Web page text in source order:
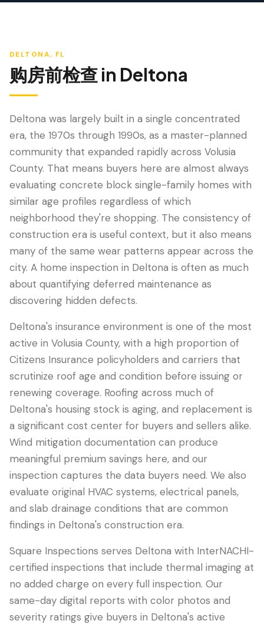
LANGUAGE
English Português Español 中文✓
407-205-7228
DELTONA, FL
购房前检查in Deltona
Deltona was largely built in a single concentrated
era, the 1970s through 1990s, as a master-planned
community that expanded rapidly across Volusia
County. That means buyers here are almost always
evaluating concrete block single-family homes with
similar age profiles regardless of which
neighborhood they're shopping. The consistency of
construction era is useful context, but it also means
many of the same wear patterns appear across the
city. A home inspection in Deltona is often as much
about quantifying deferred maintenance as
discovering hidden defects.
Deltona's insurance environment is one of the most
active in Volusia County, with a high proportion of
Citizens Insurance policyholders and carriers that
scrutinize roof age and condition before issuing or
renewing coverage. Roofing across much of
Deltona's housing stock is aging, and replacement is
a significant cost center for buyers and sellers alike.
Wind mitigation documentation can produce
meaningful premium savings here, and our
inspection captures the data buyers need. We also
evaluate original HVAC systems, electrical panels,
and slab drainage conditions that are common
findings in Deltona's construction era.
Square Inspections serves Deltona with InterNACHI-
certified inspections that include thermal imaging at
no added charge on every full inspection. Our
same-day digital reports with color photos and
severity ratings give buyers in Deltona's active